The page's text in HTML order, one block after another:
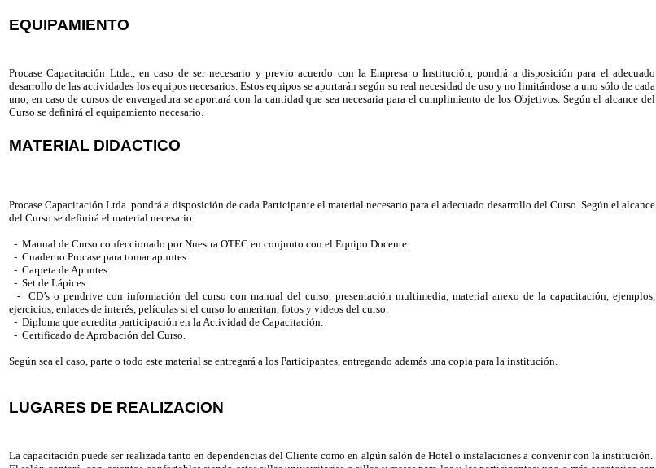
EQUIPAMIENTO
Procase Capacitación Ltda., en caso de ser necesario y previo acuerdo con la Empresa o Institución, pondrá a disposición para el adecuado
desarrollo de las actividades los equipos necesarios. Estos equipos se aportarán según su real necesidad de uso y no limitándose a uno sólo de cada
uno, en caso de cursos de envergadura se aportará con la cantidad que sea necesaria para el cumplimiento de los Objetivos. Según el alcance del
Curso se definirá el equipamiento necesario.
MATERIAL DIDACTICO
Procase Capacitación Ltda. pondrá a disposición de cada Participante el material necesario para el adecuado desarrollo del Curso. Según el alcance
del Curso se definirá el material necesario.
- Manual de Curso confeccionado por Nuestra OTEC en conjunto con el Equipo Docente.
- Cuaderno Procase para tomar apuntes.
- Carpeta de Apuntes.
- Set de Lápices.
- CD’s o pendrive con información del curso con manual del curso, presentación multimedia, material anexo de la capacitación, ejemplos,
ejercicios, enlaces de interés, películas si el curso lo ameritan, fotos y videos del curso.
- Diploma que acredita participación en la Actividad de Capacitación.
- Certificado de Aprobación del Curso.
Según sea el caso, parte o todo este material se entregará a los Participantes, entregando además una copia para la institución.
LUGARES DE REALIZACION
La capacitación puede ser realizada tanto en dependencias del Cliente como en algún salón de Hotel o instalaciones a convenir con la institución.